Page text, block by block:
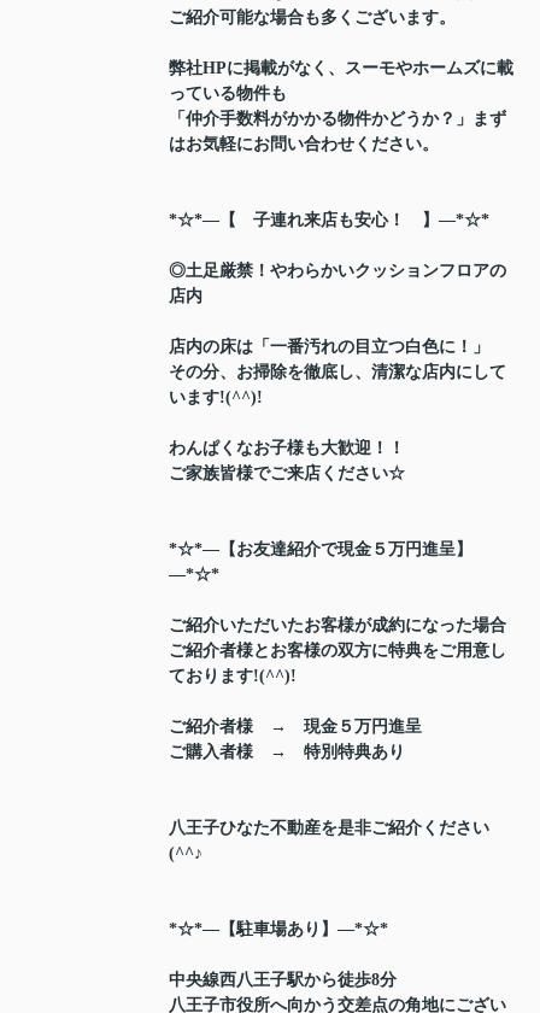
ご紹介可能な場合も多くございます。
弊社HPに掲載がなく、スーモやホームズに載
っている物件も
「仲介手数料がかかる物件かどうか？」まず
はお気軽にお問い合わせください。
*☆*―【 子連れ来店も安心！ 】―*☆*
◎土足厳禁！やわらかいクッションフロアの
店内
店内の床は「一番汚れの目立つ白色に！」
その分、お掃除を徹底し、清潔な店内にして
います!(^^)!
わんぱくなお子様も大歓迎！！
ご家族皆様でご来店ください☆
*☆*―【お友達紹介で現金５万円進呈】
―*☆*
ご紹介いただいたお客様が成約になった場合
ご紹介者様とお客様の双方に特典をご用意し
ております!(^^)!
ご紹介者様 → 現金５万円進呈
ご購入者様 → 特別特典あり
八王子ひなた不動産を是非ご紹介ください
(^^♪
*☆*―【駐車場あり】―*☆*
中央線西八王子駅から徒歩8分
八王子市役所へ向かう交差点の角地にござい